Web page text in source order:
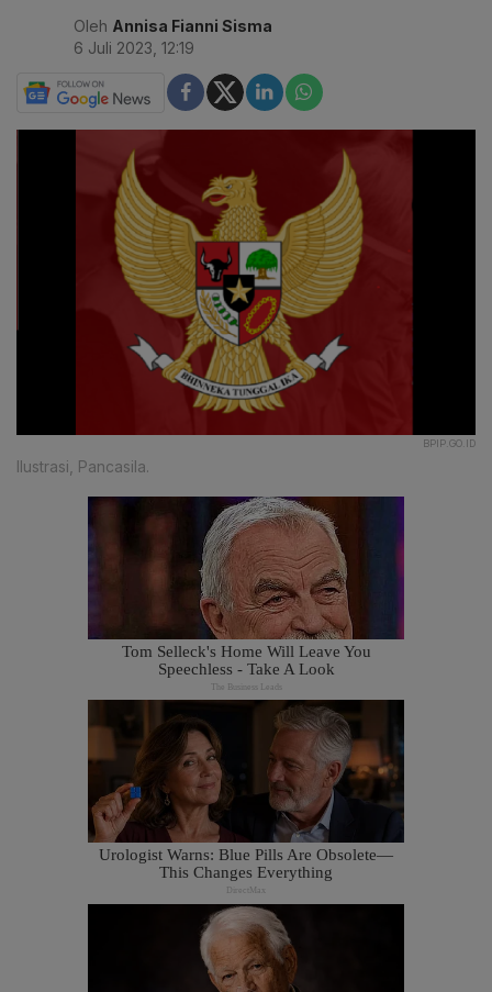
Oleh Annisa Fianni Sisma
6 Juli 2023, 12:19
BPIP.GO.ID
Ilustrasi, Pancasila.